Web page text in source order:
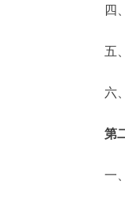
政民互動
四、
五、
六、
第
一、